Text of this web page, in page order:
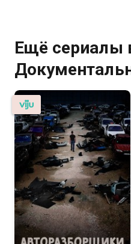
Ещё сериалы